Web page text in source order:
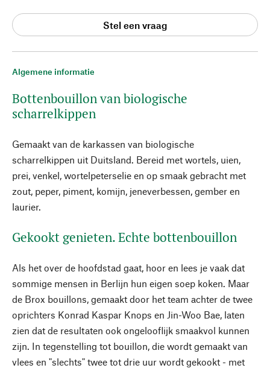
Algemene informatie
Bottenbouillon van biologische
scharrelkippen
Gemaakt van de karkassen van biologische
scharrelkippen uit Duitsland. Bereid met wortels, uien,
prei, venkel, wortelpeterselie en op smaak gebracht met
zout, peper, piment, komijn, jeneverbessen, gember en
laurier.
Gekookt genieten. Echte bottenbouillon
Als het over de hoofdstad gaat, hoor en lees je vaak dat
sommige mensen in Berlijn hun eigen soep koken. Maar
de Brox bouillons, gemaakt door het team achter de twee
oprichters Konrad Kaspar Knops en Jin-Woo Bae, laten
zien dat de resultaten ook ongelooflijk smaakvol kunnen
zijn. In tegenstelling tot bouillon, die wordt gemaakt van
vlees en "slechts" twee tot drie uur wordt gekookt - met
Stel een vraag